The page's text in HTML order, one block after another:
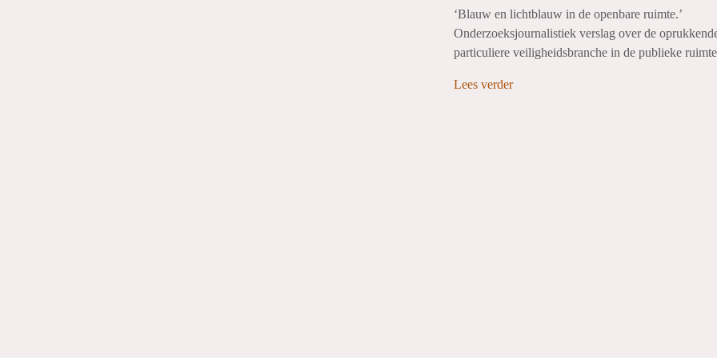
‘Blauw en lichtblauw in de openbare ruimte.’
Onderzoeksjournalistiek verslag over de
particuliere veiligheidsbranche in de publieke
Lees verder